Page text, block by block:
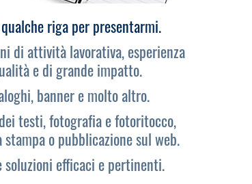
riga per presentarmi.
di attività lavorativa, esperienza
e di grande impatto.
banner e molto altro.
testi, fotografia e fotoritocco,
o pubblicazione sul web.
efficaci e pertinenti.